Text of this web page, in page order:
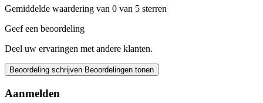
Gemiddelde waardering van 0 van 5 sterren
Geef een beoordeling
Deel uw ervaringen met andere klanten.
Beoordeling schrijven Beoordelingen tonen
Aanmelden